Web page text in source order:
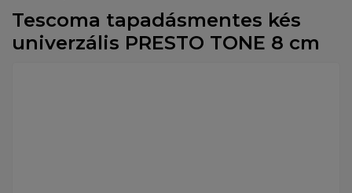
Tescoma tapadásmentes kés
univerzális PRESTO TONE 8 cm